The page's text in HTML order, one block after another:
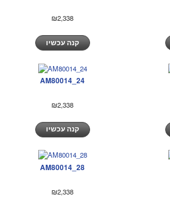
₪2,338
קנה עכשיו
AM80014_24
₪2,338
קנה עכשיו
AM80014_28
₪2,338